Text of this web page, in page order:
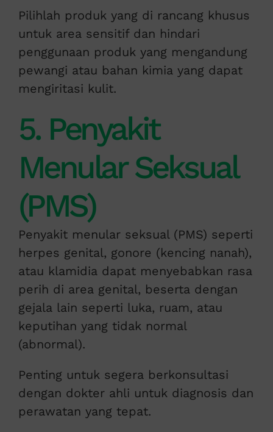
Pilihlah produk yang di rancang khusus
untuk area sensitif dan hindari
penggunaan produk yang mengandung
pewangi atau bahan kimia yang dapat
mengiritasi kulit.
5. Penyakit
Menular Seksual
(PMS)
Penyakit menular seksual (PMS) seperti
herpes genital, gonore (kencing nanah),
atau klamidia dapat menyebabkan rasa
perih di area genital, beserta dengan
gejala lain seperti luka, ruam, atau
keputihan yang tidak normal
(abnormal).
Penting untuk segera berkonsultasi
dengan dokter ahli untuk diagnosis dan
perawatan yang tepat.